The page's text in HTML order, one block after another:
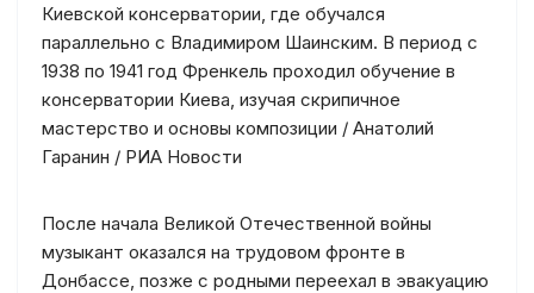
Киевской консерватории, где обучался
параллельно с Владимиром Шаинским. В период с
1938 по 1941 год Френкель проходил обучение в
консерватории Киева, изучая скрипичное
мастерство и основы композиции / Анатолий
Гаранин / РИА Новости
После начала Великой Отечественной войны
музыкант оказался на трудовом фронте в
Донбассе, позже с родными переехал в эвакуацию